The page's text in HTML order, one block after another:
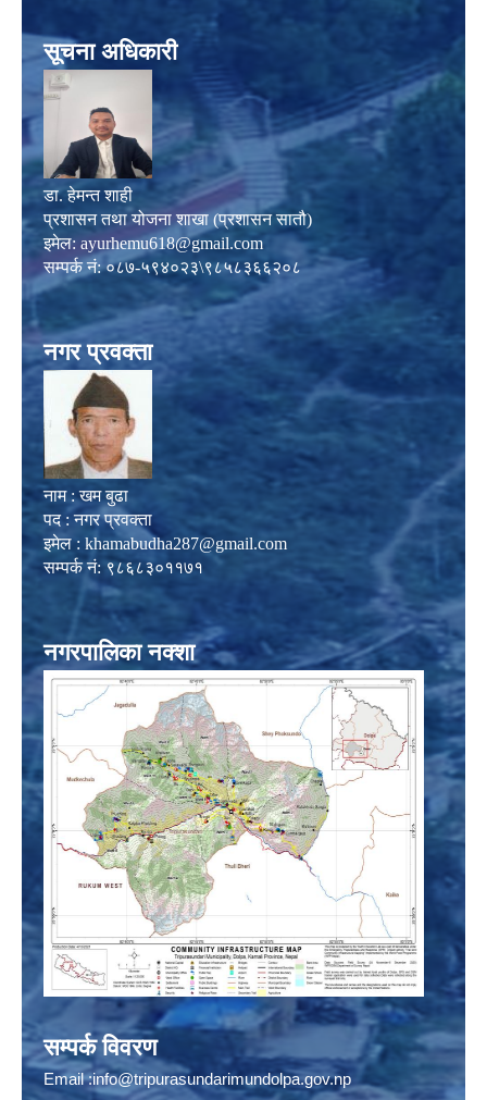
सूचना अधिकारी
डा. हेमन्त शाही
प्रशासन तथा योजना शाखा (प्रशासन सातौ)
इमेल: ayurhemu618@gmail.com
सम्पर्क नं: ०८७-५९४०२३\९८५८३६६२०८
नगर प्रवक्ता
नाम : खम बुढा
पद : नगर प्रवक्ता
इमेल : khamabudha287@gmail.com
सम्पर्क नं: ९८६८३०११७१
नगरपालिका नक्शा
सम्पर्क विवरण
Email :info@tripurasundarimundolpa.gov.np